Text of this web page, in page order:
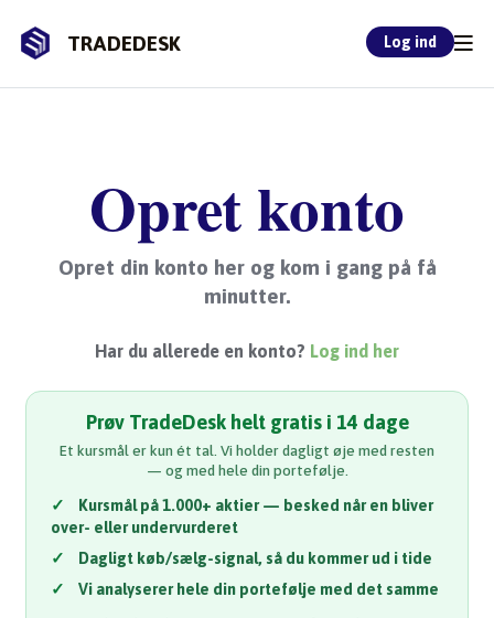
TRADEDESK Log ind
Opret konto
Opret din konto her og kom i gang på få
minutter.
Har du allerede en konto? Log ind her
Prøv TradeDesk helt gratis i 14 dage
Et kursmål er kun ét tal. Vi holder dagligt øje med resten
— og med hele din portefølje.
✓
Kursmål på 1.000+ aktier — besked når en bliver
over- eller undervurderet
✓
Dagligt køb/sælg-signal, så du kommer ud i tide
✓
Vi analyserer hele din portefølje med det samme